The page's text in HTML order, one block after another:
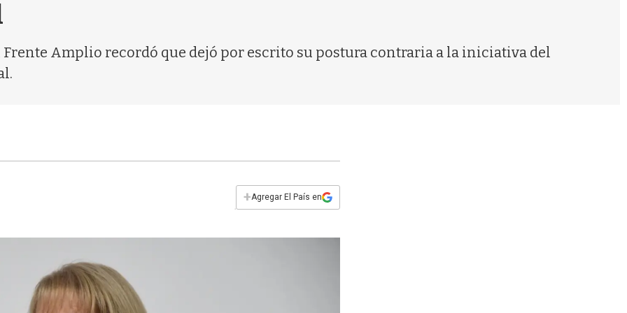
Amplio recordó que dejó por escrito su postura contraria a la iniciativa del
+Agregar El País en